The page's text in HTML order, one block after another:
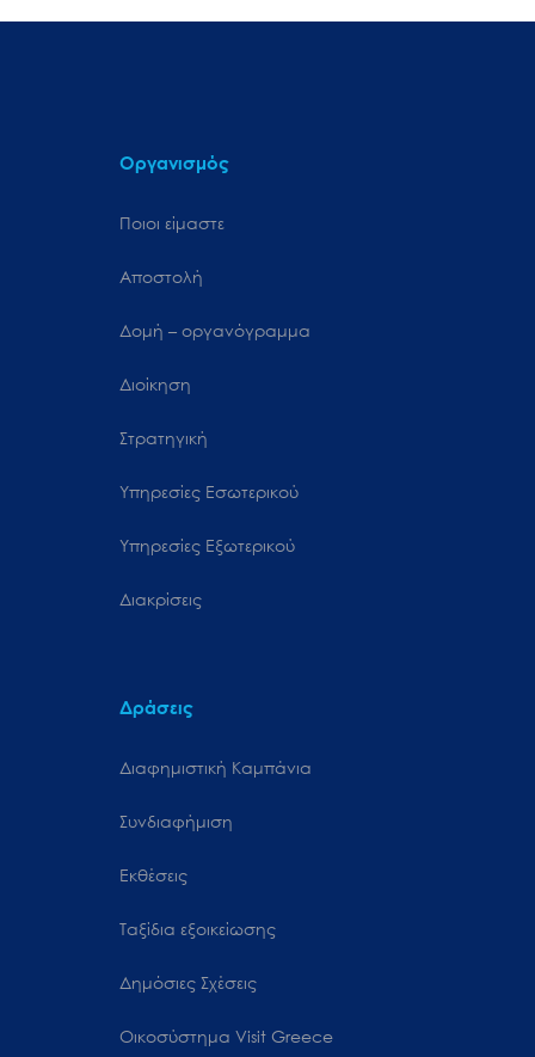
Οργανισμός
Ποιοι είμαστε
Αποστολή
Δομή – οργανόγραμμα
Διοίκηση
Στρατηγική
Υπηρεσίες Εσωτερικού
Υπηρεσίες Εξωτερικού
Διακρίσεις
Δράσεις
Διαφημιστική Καμπάνια
Συνδιαφήμιση
Εκθέσεις
Ταξίδια εξοικείωσης
Δημόσιες Σχέσεις
Oικοσύστημα Visit Greece